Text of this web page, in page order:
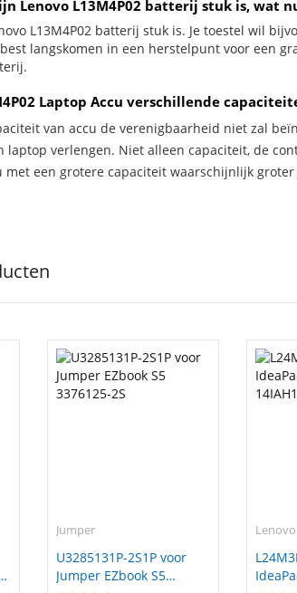
Lenovo L13M4P02 batterij stuk is, wat
L13M4P02 batterij stuk is. Je toestel wil
langskomen in een herstelpunt voor een
Laptop Accu verschillende
van accu de verenigbaarheid niet zal
verlengen. Niet alleen capaciteit, de
met een grotere capaciteit waarschijnlijk
Jumper
U3285131P-2S1P voor
Jumper EZbook S5
Lenovo